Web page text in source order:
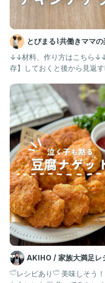
とびまる⌇共働きママの
レシピ
↓↓材料、作り方はこちら↓↓ 【
存】しておくと後から見返
AKIHO / 家族大満足レ
𓎩レシピあり𓎩 美味しそう！と思っ